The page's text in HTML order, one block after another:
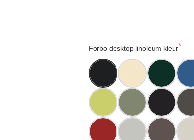
Forbo desktop linoleum kleur